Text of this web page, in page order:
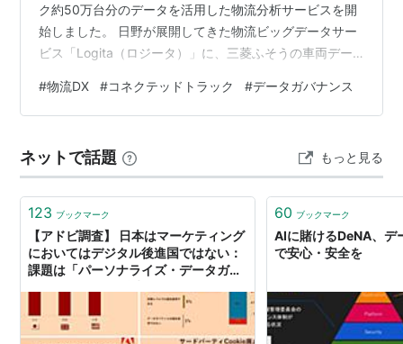
ク約50万台分のデータを活用した物流分析サービスを開
始しました。 日野が展開してきた物流ビッグデータサー
ビス「Logita（ロジータ）」に、三菱ふそうの車両デー
データを統合した外部向け分析サービスとなります。 一
見すると、 「トラックの位置情報を分析するサービス」
当に変わろうとしているのは物流分析ではありません。
道路そのものがデータによって設計される時代が始まろ
うとしているのです。 【事…
#物流DX #コネクテッドトラック #データガバナンス
ネットで話題 もっと見る
123 ブックマーク
【アドビ調査】 日本はマーケティング
においてはデジタル後進国ではない：
課題は「パーソナライズ・データガバ
60 ブックマーク
AIに賭けるDeNA、デ
で安心・安全を